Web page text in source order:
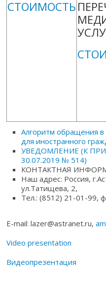
СТОИМОСТЬ
Алгоритм обращения
для иностранного
УВЕДОМЛЕНИЕ (К
30.07.2019 № 514)
КОНТАКТНАЯ
Наш адрес: Россия,
ул.Татищева, 2,
Тел.: (8512) 21-01-99,
E-mail: lazer@astranet.ru,
Video presentation
Видеопрезентация